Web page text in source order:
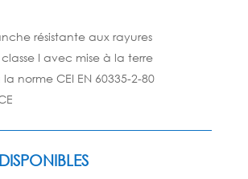
résistante aux rayures
I avec mise à la terre
norme CEI EN 60335-2-80